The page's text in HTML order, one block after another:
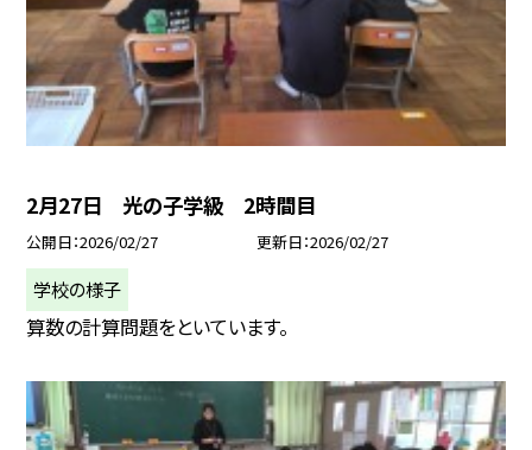
2月27日 光の子学級 2時間目
公開日 2026/02/27 更新日 2026/02/27
学校の様子
算数の計算問題をといています。